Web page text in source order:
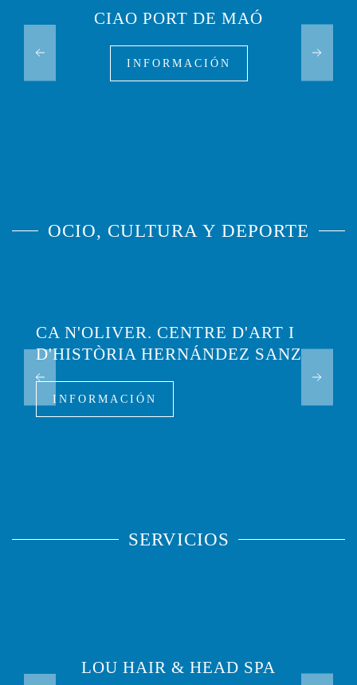
CIAO PORT DE MAÓ
INFORMACIÓN
OCIO, CULTURA Y DEPORTE
CA N'OLIVER. CENTRE D'ART I
D'HISTÒRIA HERNÁNDEZ SANZ
INFORMACIÓN
SERVICIOS
LOU HAIR & HEAD SPA